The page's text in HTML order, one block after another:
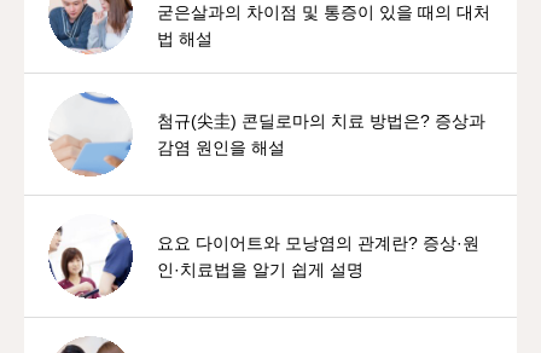
굳은살과의 차이점 및 통증이 있을 때의 대처
법 해설
첨규(尖圭) 콘딜로마의 치료 방법은? 증상과
감염 원인을 해설
요요 다이어트와 모낭염의 관계란? 증상·원
인·치료법을 알기 쉽게 설명